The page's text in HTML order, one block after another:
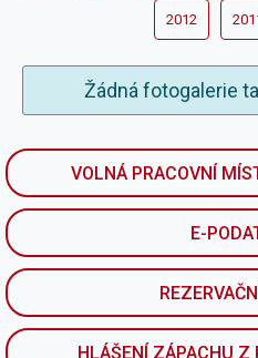
VOLNÁ PRACOVNÍ
E-
HLÁŠENÍ ZÁPACHU Z
2012
Žádná fotogalerie